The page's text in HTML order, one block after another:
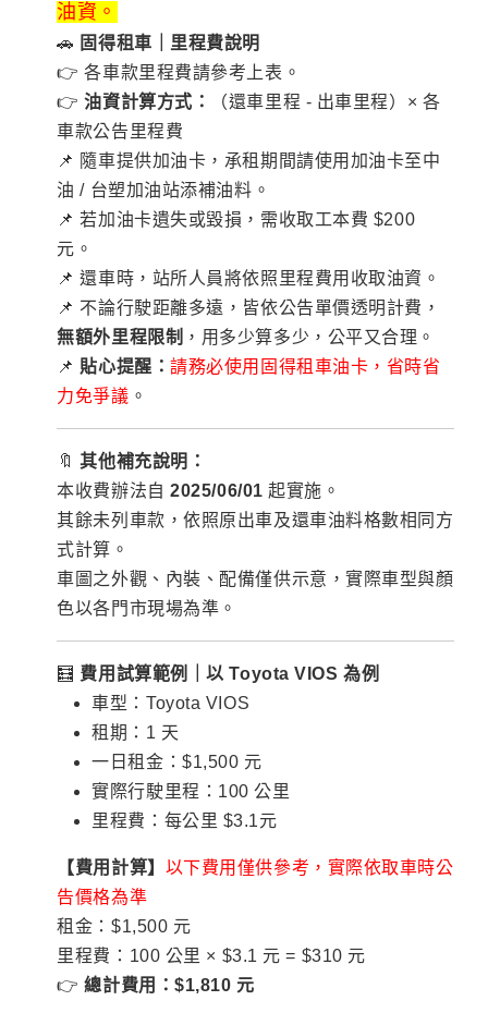
油資。
🚗 固得租車｜里程費說明
👉 各車款里程費請參考上表。
👉油資計算方式：
（還車里程 - 出車里程）× 各
車款公告里程費
📌 隨車提供加油卡，承租期間請使用加油卡至中
油 / 台塑加油站添補油料。
📌 若加油卡遺失或毀損，需收取工本費 $200
元。
📌 還車時，站所人員將依照里程費用收取油資。
📌 不論行駛距離多遠，皆依公告單價透明計費，
無額外里程限制 ，用多少算多少，公平又合理。
📌 貼心提醒：請務必使用固得租車油卡，省時省
力免爭議 。
🔖其他補充說明：
本收費辦法自2025/06/01 起實施。
其餘未列車款，依照原出車及還車油料格數相同方
式計算。
車圖之外觀、內裝、配備僅供示意，實際車型與顏
色以各門市現場為準。
🧮 費用試算範例｜以 Toyota VIOS 為例
車型：Toyota VIOS
租期：1 天
一日租金：$1,500 元
實際行駛里程：100 公里
里程費：每公里 $3.1元
【費用計算】 以下費用僅供參考，實際依取車時公
告價格為準
租金：$1,500 元
里程費：100 公里 × $3.1 元 = $310 元
👉總計費用：$1,810 元